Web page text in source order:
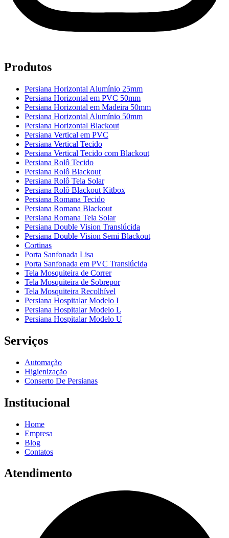
Produtos
Persiana Horizontal Alumínio 25mm
Persiana Horizontal em PVC 50mm
Persiana Horizontal em Madeira 50mm
Persiana Horizontal Alumínio 50mm
Persiana Horizontal Blackout
Persiana Vertical em PVC
Persiana Vertical Tecido
Persiana Vertical Tecido com Blackout
Persiana Rolô Tecido
Persiana Rolô Blackout
Persiana Rolô Tela Solar
Persiana Rolô Blackout Kitbox
Persiana Romana Tecido
Persiana Romana Blackout
Persiana Romana Tela Solar
Persiana Double Vision Translúcida
Persiana Double Vision Semi Blackout
Cortinas
Porta Sanfonada Lisa
Porta Sanfonada em PVC Translúcida
Tela Mosquiteira de Correr
Tela Mosquiteira de Sobrepor
Tela Mosquiteira Recolhível
Persiana Hospitalar Modelo I
Persiana Hospitalar Modelo L
Persiana Hospitalar Modelo U
Serviços
Automação
Higienização
Conserto De Persianas
Institucional
Home
Empresa
Blog
Contatos
Atendimento